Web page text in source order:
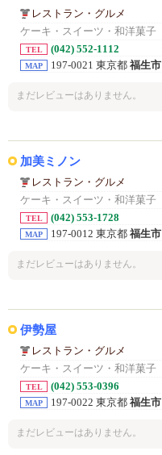
レストラン・グルメ
ケーキ・スイーツ・和洋菓子
TEL (042) 552-1112
MAP 197-0021 東京都 福生市
まだレビューはありません。
加美ミノン
レストラン・グルメ
ケーキ・スイーツ・和洋菓子
TEL (042) 553-1728
MAP 197-0012 東京都 福生市
まだレビューはありません。
伊勢屋
レストラン・グルメ
ケーキ・スイーツ・和洋菓子
TEL (042) 553-0396
MAP 197-0022 東京都 福生市
まだレビューはありません。